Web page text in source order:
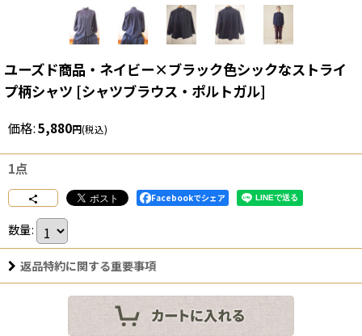
ユーズド商品・ネイビー×ブラック色シックなストライ
プ柄シャツ [シャツブラウス・ポルトガル]
価格:5,880円(税込)
1点
Facebookでシェア
数量:
返品特約に関する重要事項